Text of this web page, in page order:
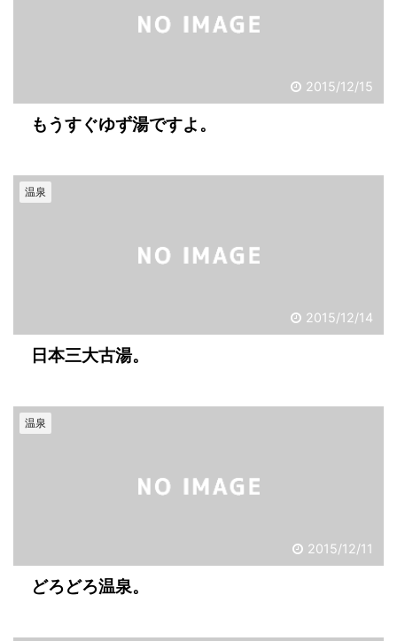
2015/12/15
もうすぐゆず湯ですよ。
2015/12/14
温泉
日本三大古湯。
2015/12/11
温泉
どろどろ温泉。